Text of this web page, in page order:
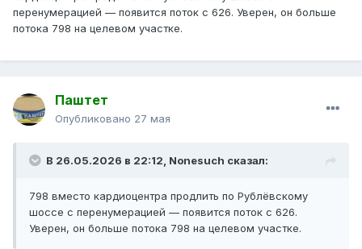
перенумерацией — появится поток с 626. Уверен, он больше
потока 798 на целевом участке.
Паштет
Опубликовано 27 мая
В 26.05.2026 в 22:12, Nonesuch сказал:
798 вместо кардиоцентра продлить по Рублёвскому
шоссе с перенумерацией — появится поток с 626.
Уверен, он больше потока 798 на целевом участке.